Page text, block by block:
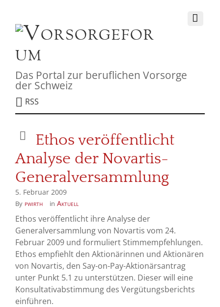
Das Portal zur beruflichen Vorsorge
der Schweiz
RSS
Ethos veröffentlicht
Analyse der Novartis-
Generalversammlung
5. Februar 2009
By pwirth in Aktuell
Ethos veröffentlicht ihre Analyse der
Generalversammlung von Novartis vom 24.
Februar 2009 und formuliert Stimmempfehlungen.
Ethos empfiehlt den Aktionärinnen und Aktionären
von Novartis, den Say-on-Pay-Aktionärsantrag
unter Punkt 5.1 zu unterstützen. Dieser will eine
Konsultativabstimmung des Vergütungsberichts
einführen.